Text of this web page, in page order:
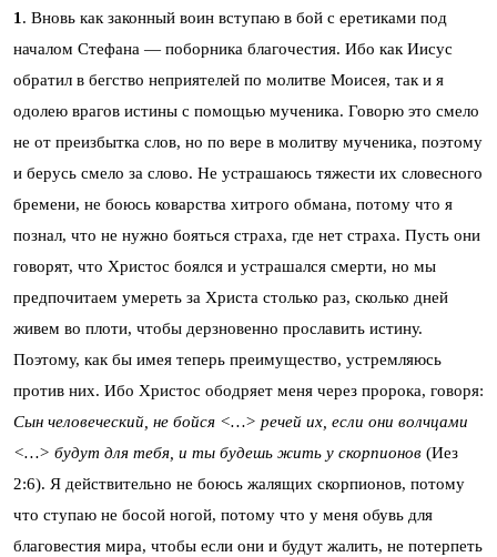
1. Вновь как законный воин вступаю в бой с еретиками под
началом Стефана — поборника благочестия. Ибо как Иисус
обратил в бегство неприятелей по молитве Моисея, так и я
одолею врагов истины с помощью мученика. Говорю это смело
не от преизбытка слов, но по вере в молитву мученика, поэтому
и берусь смело за слово. Не устрашаюсь тяжести их словесного
бремени, не боюсь коварства хитрого обмана, потому что я
познал, что не нужно бояться страха, где нет страха. Пусть они
говорят, что Христос боялся и устрашался смерти, но мы
предпочитаем умереть за Христа столько раз, сколько дней
живем во плоти, чтобы дерзновенно прославить истину.
Поэтому, как бы имея теперь преимущество, устремляюсь
против них. Ибо Христос ободряет меня через пророка, говоря:
Сын человеческий, не бойся <…> речей их, если они волчцами
<…> будут для тебя, и ты будешь жить у скорпионов (Иез
2:6). Я действительно не боюсь жалящих скорпионов, потому
что ступаю не босой ногой, потому что у меня обувь для
благовестия мира, чтобы если они и будут жалить, не потерпеть